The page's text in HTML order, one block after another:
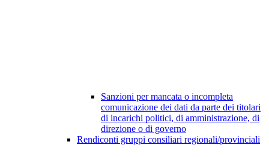
Sanzioni per mancata o incompleta
comunicazione dei dati da parte dei titolari
di incarichi politici, di amministrazione, di
direzione o di governo
Rendiconti gruppi consiliari regionali/provinciali